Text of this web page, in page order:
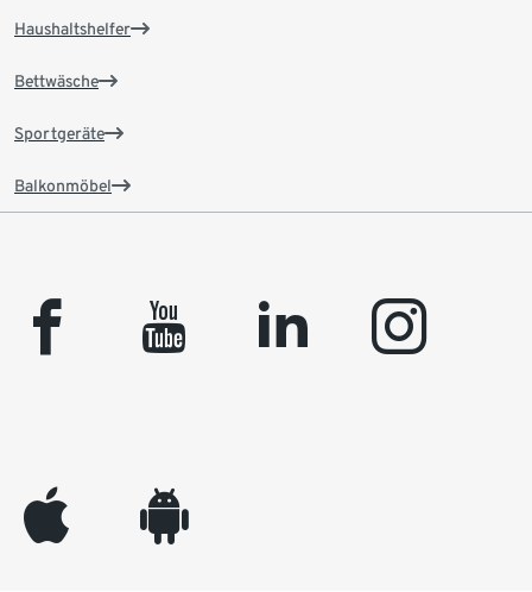
Haushaltshelfer
Bettwäsche
Sportgeräte
Balkonmöbel
facebook youtube linkedin instagram
appleinc android